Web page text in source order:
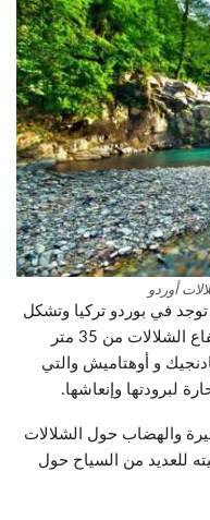
أوردو
توجد في بوردو تركيا وتشكل
منطقة جذب كبيرة للسياح إذ يتراوح ارتفاع الشلالات من 35 متر
كادنجيك و أوهتاميش والتي
لبرودتها وإنعاشها.
والهضاب حول الشلالات
للعديد من السياح حول